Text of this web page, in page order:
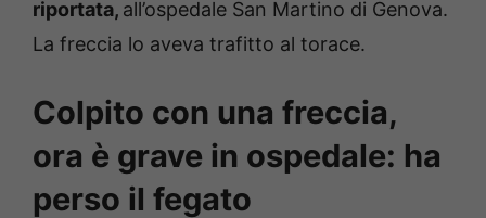
riportata, all’ospedale San Martino di Genova.
La freccia lo aveva trafitto al torace.
Colpito con una freccia,
ora è grave in ospedale: ha
perso il fegato